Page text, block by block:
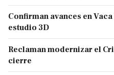
Confirman avances en
estudio 3D
Reclaman modernizar el
cierre